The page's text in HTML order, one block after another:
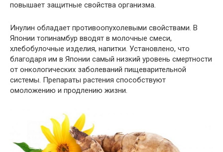
повышает защитные свойства организма.
Инулин обладает противоопухолевыми свойствами. В
Японии топинамбур вводят в молочные смеси,
хлебобулочные изделия, напитки. Установлено, что
благодаря им в Японии самый низкий уровень смертности
от онкологических заболеваний пищеварительной
системы. Препараты растения способствуют
омоложению и продлению жизни.